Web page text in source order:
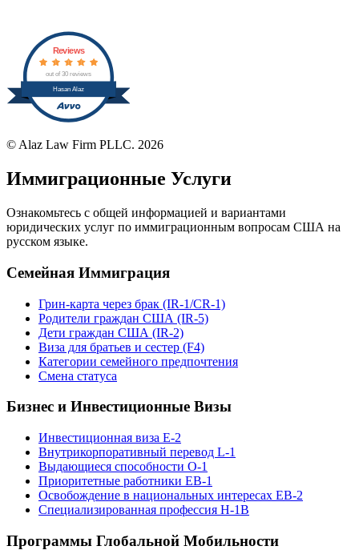
Hasan Alaz
Reviews
out of 30 reviews
© Alaz Law Firm PLLC. 2026
Иммиграционные Услуги
Ознакомьтесь с общей информацией и вариантами
юридических услуг по иммиграционным вопросам США на
русском языке.
Семейная Иммиграция
Грин-карта через брак (IR-1/CR-1)
Родители граждан США (IR-5)
Дети граждан США (IR-2)
Виза для братьев и сестер (F4)
Категории семейного предпочтения
Смена статуса
Бизнес и Инвестиционные Визы
Инвестиционная виза E-2
Внутрикорпоративный перевод L-1
Выдающиеся способности O-1
Приоритетные работники EB-1
Освобождение в национальных интересах EB-2
Специализированная профессия H-1B
Программы Глобальной Мобильности